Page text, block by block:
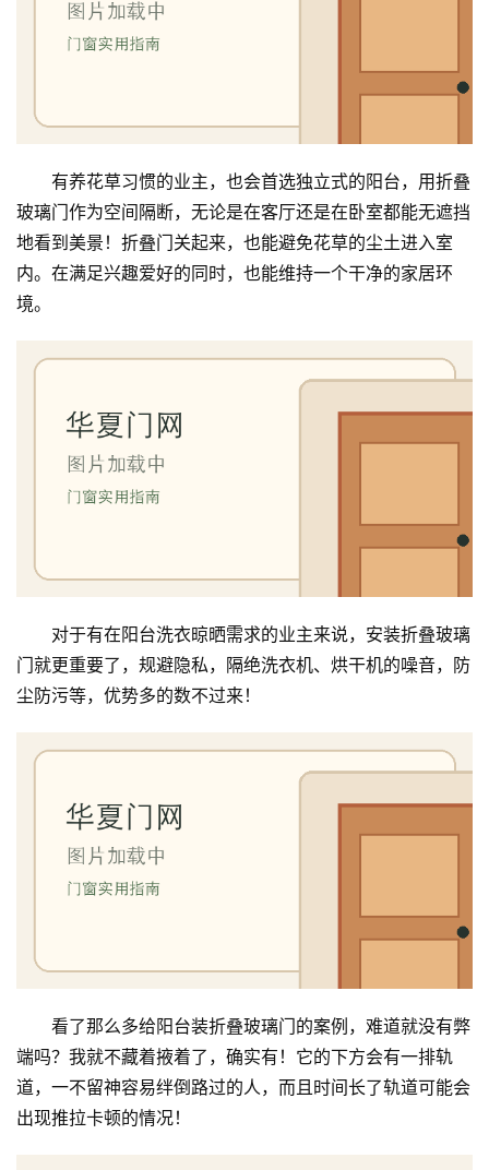
铝
门
门
安
讯
系
登录 注册
有养花草习惯的业主，也会首选独立式的阳台，用折叠
玻璃门作为空间隔断，无论是在客厅还是在卧室都能无遮挡
地看到美景！折叠门关起来，也能避免花草的尘土进入室
内。在满足兴趣爱好的同时，也能维持一个干净的家居环
境。
对于有在阳台洗衣晾晒需求的业主来说，安装折叠玻璃
门就更重要了，规避隐私，隔绝洗衣机、烘干机的噪音，防
尘防污等，优势多的数不过来！
看了那么多给阳台装折叠玻璃门的案例，难道就没有弊
端吗？我就不藏着掖着了，确实有！它的下方会有一排轨
道，一不留神容易绊倒路过的人，而且时间长了轨道可能会
出现推拉卡顿的情况！